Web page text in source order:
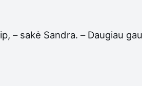
– sakė Sandra. – Daugiau